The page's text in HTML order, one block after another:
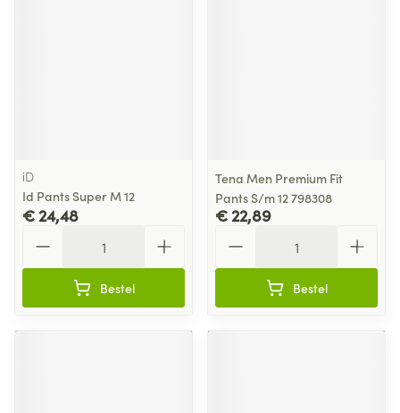
iD
Id Pants Super M 12
€ 24,48
Bestel
Tena Men Premium Fit
Pants S/m 12 798308
€ 22,89
Bestel